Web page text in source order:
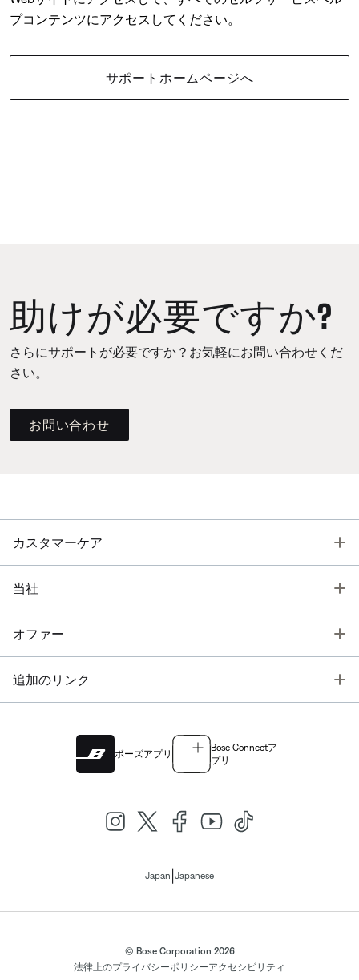
プコンテンツにアクセスしてください。
サポートホームページへ
助けが必要ですか?
さらにサポートが必要ですか？お気軽にお問い合わせくだ
さい。
お問い合わせ
カスタマーケア
当社
オファー
追加のリンク
ボーズアプリ
Bose Connectア
プリ
Japan Japanese
© Bose Corporation 2026
法律上のプライバシーポリシーアクセシビリティ